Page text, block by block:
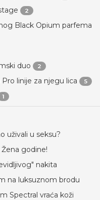
2
Black Opium parfema
duo 2
linije za njegu lica 5
1
uživali u seksu?
godine!
nakita
na luksuznom brodu
Spectral vraća koži